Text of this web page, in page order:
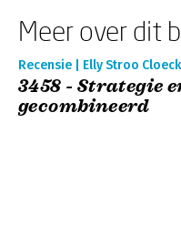
Meer over dit
Recensie | Elly Stroo Cloeck
3458 - Strategie
gecombineerd